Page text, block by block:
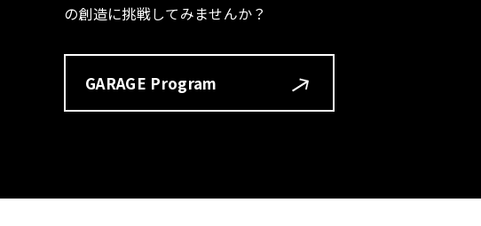
の創造に挑戦してみませんか？
GARAGE Program